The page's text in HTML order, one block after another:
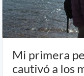
Mi primera
cautivó a los